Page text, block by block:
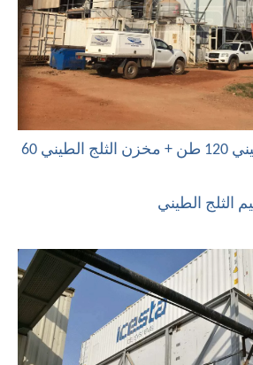
مصنع صنع الثلج الطيني 120 طن + مخزن الثلج الطيني 60